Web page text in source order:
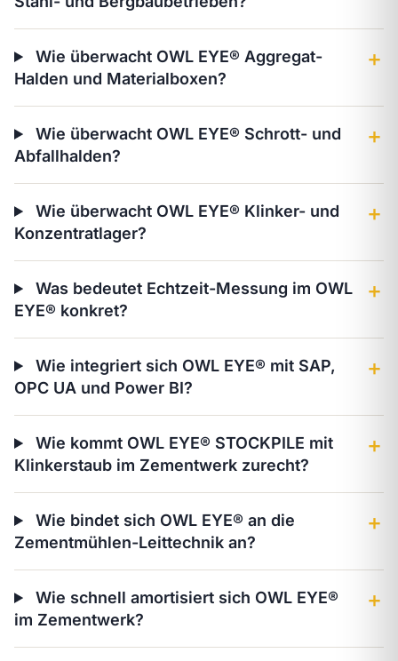
Wie überwacht OWL EYE® Aggregat-
Halden und Materialboxen?
＋
Wie überwacht OWL EYE® Schrott- und
Abfallhalden?
＋
Wie überwacht OWL EYE® Klinker- und
Konzentratlager?
＋
Was bedeutet Echtzeit-Messung im OWL
EYE® konkret?
＋
Wie integriert sich OWL EYE® mit SAP,
OPC UA und Power BI?
＋
Wie kommt OWL EYE® STOCKPILE mit
Klinkerstaub im Zementwerk zurecht?
＋
Wie bindet sich OWL EYE® an die
Zementmühlen-Leittechnik an?
＋
Wie schnell amortisiert sich OWL EYE®
im Zementwerk?
＋